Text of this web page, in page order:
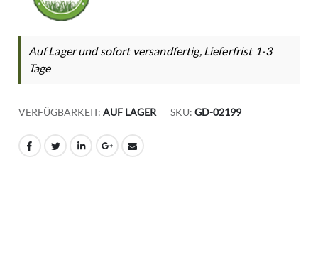
Auf Lager und sofort versandfertig, Lieferfrist 1-3
Tage
VERFÜGBARKEIT: AUF LAGER SKU GD-02199